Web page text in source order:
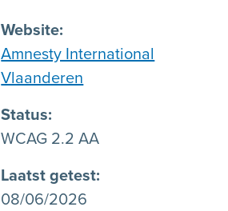
Website
Amnesty International
Vlaanderen
Status
WCAG 2.2 AA
Laatst getest
08/06/2026